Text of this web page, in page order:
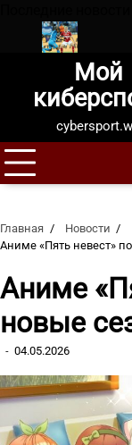
содержанию
Зенит завоевал
Мой
Главная
Новости
Аниме «Пять невест»
Аниме
новые
04.05.2026